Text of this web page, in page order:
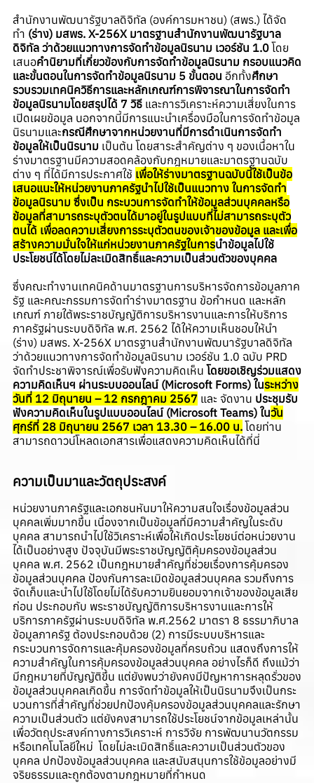
สำนักงานพัฒนารัฐบาลดิจิทัล (องค์การมหาชน) (สพร.) ได้จัด
ทำ (ร่าง) มสพร. X-256X มาตรฐานสำนักงานพัฒนารัฐบาล
ดิจิทัล ว่าด้วยแนวทางการจัดทำข้อมูลนิรนาม เวอร์ชัน 1.0 โดย
เสนอคำนิยามที่เกี่ยวข้องกับการจัดทำข้อมูลนิรนาม กรอบแนวคิด
และขั้นตอนในการจัดทำข้อมูลนิรนาม 5 ขั้นตอน อีกทั้งศึกษา
รวบรวมเทคนิควิธีการและหลักเกณฑ์การพิจารณาในการจัดทำ
ข้อมูลนิรนามโดยสรุปได้ 7 วิธี และการวิเคราะห์ความเสี่ยงในการ
เปิดเผยข้อมูล นอกจากนี้มีการแนะนำเครื่องมือในการจัดทำข้อมูล
นิรนามและกรณีศึกษาจากหน่วยงานที่มีการดำเนินการจัดทำ
ข้อมูลให้เป็นนิรนาม เป็นต้น โดยสาระสำคัญต่าง ๆ ของเนื้อหาใน
ร่างมาตรฐานมีความสอดคล้องกับกฎหมายและมาตรฐานฉบับ
ต่าง ๆ ที่ได้มีการประกาศใช้ เพื่อให้ร่างมาตรฐานฉบับนี้ใช้เป็นข้อ
เสนอแนะให้หน่วยงานภาครัฐนำไปใช้เป็นแนวทาง ในการจัดทำ
ข้อมูลนิรนาม ซึ่งเป็น กระบวนการจัดทำให้ข้อมูลส่วนบุคคลหรือ
ข้อมูลที่สามารถระบุตัวตนได้มาอยู่ในรูปแบบที่ไม่สามารถระบุตัว
ตนได้ เพื่อลดความเสี่ยงการระบุตัวตนของเจ้าของข้อมูล และเพื่อ
สร้างความมั่นใจให้แก่หน่วยงานภาครัฐในการนำข้อมูลไปใช้
ประโยชน์ได้โดยไม่ละเมิดสิทธิ์และความเป็นส่วนตัวของบุคคล
ซึ่งคณะทำงานเทคนิคด้านมาตรฐานการบริหารจัดการข้อมูลภาค
รัฐ และคณะกรรมการจัดทำร่างมาตรฐาน ข้อกำหนด และหลัก
เกณฑ์ ภายใต้พระราชบัญญัติการบริหารงานและการให้บริการ
ภาครัฐผ่านระบบดิจิทัล พ.ศ. 2562 ได้ให้ความเห็นชอบให้นำ
(ร่าง) มสพร. X-256X มาตรฐานสำนักงานพัฒนารัฐบาลดิจิทัล
ว่าด้วยแนวทางการจัดทำข้อมูลนิรนาม เวอร์ชัน 1.0 ฉบับ PRD
จัดทำประชาพิจารณ์เพื่อรับฟังความคิดเห็น โดยขอเชิญร่วมแสดง
ความคิดเห็นฯ ผ่านระบบออนไลน์ (Microsoft Forms) ในระหว่าง
วันที่ 12 มิถุนายน – 12 กรกฎาคม 2567 และ จัดงาน ประชุมรับ
ฟังความคิดเห็นในรูปแบบออนไลน์ (Microsoft Teams) ในวัน
ศุกร์ที่ 28 มิถุนายน 2567 เวลา 13.30 – 16.00 น. โดยท่าน
สามารถดาวน์โหลดเอกสารเพื่อแสดงความคิดเห็นได้ที่นี่
ความเป็นมาและวัตถุประสงค์
หน่วยงานภาครัฐและเอกชนหันมาให้ความสนใจเรื่องข้อมูลส่วน
บุคคลเพิ่มมากขึ้น เนื่องจากเป็นข้อมูลที่มีความสำคัญในระดับ
บุคคล สามารถนำไปใช้วิเคราะห์เพื่อให้เกิดประโยชน์ต่อหน่วยงาน
ได้เป็นอย่างสูง ปัจจุบันมีพระราชบัญญัติคุ้มครองข้อมูลส่วน
บุคคล พ.ศ. 2562 เป็นกฎหมายสำคัญที่ช่วยเรื่องการคุ้มครอง
ข้อมูลส่วนบุคคล ป้องกันการละเมิดข้อมูลส่วนบุคคล รวมถึงการ
จัดเก็บและนำไปใช้โดยไม่ได้รับความยินยอมจากเจ้าของข้อมูลเสีย
ก่อน ประกอบกับ พระราชบัญญัติการบริหารงานและการให้
บริการภาครัฐผ่านระบบดิจิทัล พ.ศ.2562 มาตรา 8 ธรรมาภิบาล
ข้อมูลภาครัฐ ต้องประกอบด้วย (2) การมีระบบบริหารและ
กระบวนการจัดการและคุ้มครองข้อมูลที่ครบถ้วน แสดงถึงการให้
ความสำคัญในการคุ้มครองข้อมูลส่วนบุคคล อย่างไรก็ดี ถึงแม้ว่า
มีกฎหมายที่บัญญัติขึ้น แต่ยังพบว่ายังคงมีปัญหาการหลุดรั่วของ
ข้อมูลส่วนบุคคลเกิดขึ้น การจัดทำข้อมูลให้เป็นนิรนามจึงเป็นกระ
บวนการที่สำคัญที่ช่วยปกป้องคุ้มครองข้อมูลส่วนบุคคลและรักษา
ความเป็นส่วนตัว แต่ยังคงสามารถใช้ประโยชน์จากข้อมูลเหล่านั้น
เพื่อวัตถุประสงค์ทางการวิเคราะห์ การวิจัย การพัฒนานวัตกรรม
หรือเทคโนโลยีใหม่ โดยไม่ละเมิดสิทธิ์และความเป็นส่วนตัวของ
บุคคล ปกป้องข้อมูลส่วนบุคคล และสนับสนุนการใช้ข้อมูลอย่างมี
จริยธรรมและถูกต้องตามกฎหมายที่กำหนด